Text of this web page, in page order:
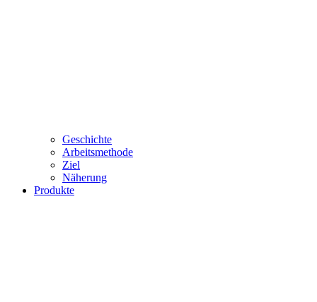
Geschichte
Arbeitsmethode
Ziel
Näherung
Produkte